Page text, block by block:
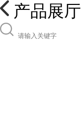
产品展厅